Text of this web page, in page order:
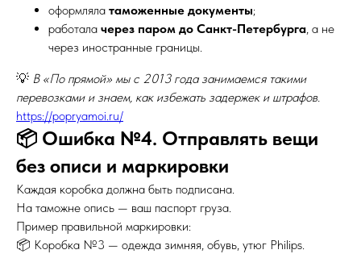
оформляла таможенные документы;
работала через паром до Санкт-Петербурга, а не
через иностранные границы.
💡 В «По прямой» мы с 2013 года занимаемся такими
перевозками и знаем, как избежать задержек и штрафов.
https://popryamoi.ru/
📦 Ошибка №4. Отправлять вещи
без описи и маркировки
Каждая коробка должна быть подписана.
На таможне опись — ваш паспорт груза.
Пример правильной маркировки:
📦 Коробка №3 — одежда зимняя, обувь, утюг Philips.